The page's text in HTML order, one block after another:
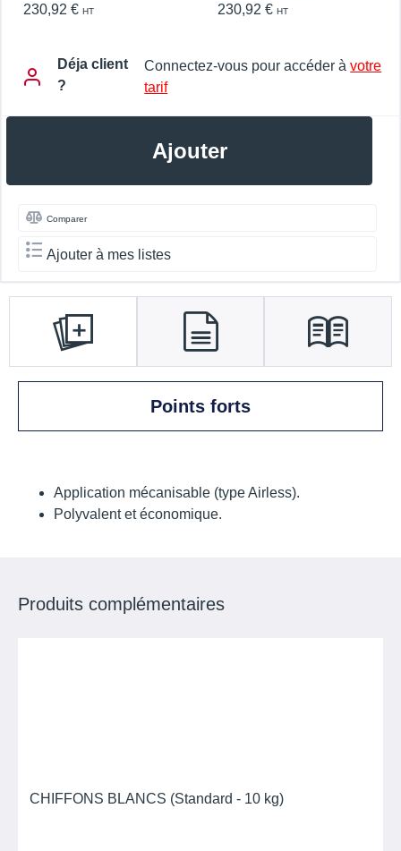
230,92 € HT 230,92 € HT
Déja client
?
Connectez-vous pour accéder àvotre
tarif
Ajouter
Comparer
Ajouter à mes listes
Points forts
Application mécanisable (type Airless).
Polyvalent et économique.
Produits complémentaires
CHIFFONS BLANCS (Standard - 10 kg)